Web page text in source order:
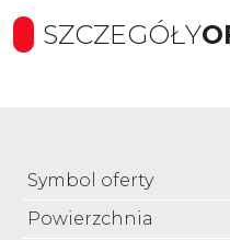
SZCZEGÓŁY
Symbol oferty
Powierzchnia